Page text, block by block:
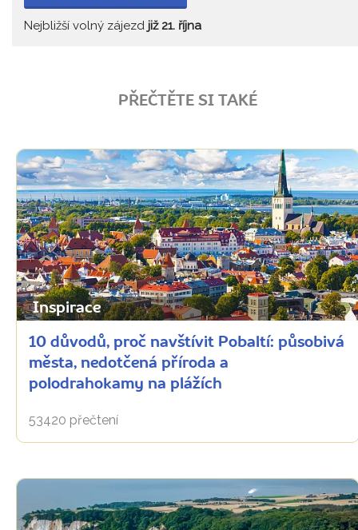
Nejbližší volný zájezd již 21. října
PŘEČTĚTE SI TAKÉ
Inspirace
10 důvodů, proč navštívit Pobaltí: působivá
města, nedotčená příroda a
polodrahokamy na plážích
53420 přečtení